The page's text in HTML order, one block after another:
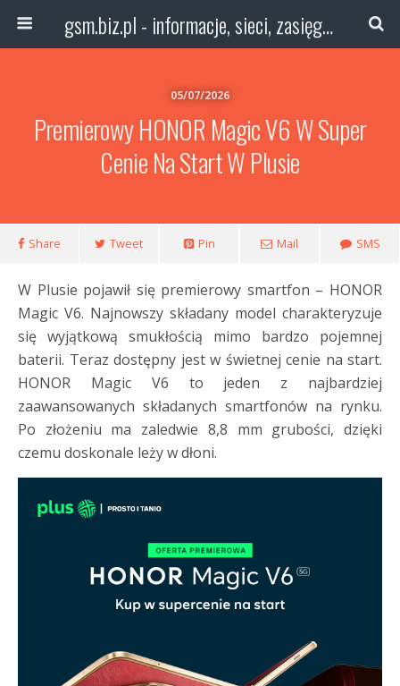
gsm.biz.pl - informacje, sieci, zasięg technologie
05/07/2026
Premierowy HONOR Magic V6 W Super
Cenie Na Start W Plusie
Share Tweet Pin Mail SMS
W Plusie pojawił się premierowy smartfon – HONOR
Magic V6. Najnowszy składany model charakteryzuje
się wyjątkową smukłością mimo bardzo pojemnej
baterii. Teraz dostępny jest w świetnej cenie na start.
HONOR Magic V6 to jeden z najbardziej
zaawansowanych składanych smartfonów na rynku.
Po złożeniu ma zaledwie 8,8 mm grubości, dzięki
czemu doskonale leży w dłoni.